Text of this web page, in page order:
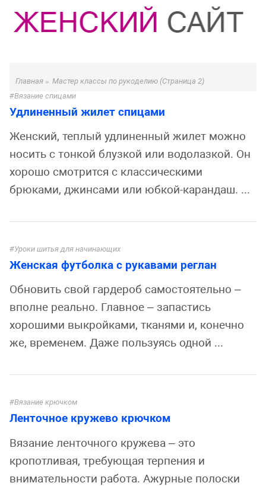
Главная » Мастер классы по рукоделию (Страница 2)
Вязание спицами
Удлиненный жилет спицами
Женский, теплый удлиненный жилет можно
носить с тонкой блузкой или водолазкой. Он
хорошо смотрится с классическими
брюками, джинсами или юбкой-карандаш. ...
Уроки шитья для начинающих
Женская футболка с рукавами реглан
Обновить свой гардероб самостоятельно –
вполне реально. Главное – запастись
хорошими выкройками, тканями и, конечно
же, временем. Даже пользуясь одной ...
Вязание крючком
Ленточное кружево крючком
Вязание ленточного кружева – это
кропотливая, требующая терпения и
внимательности работа. Ажурные полоски